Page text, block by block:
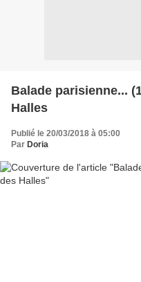
Balade parisienne...
Halles
Publié le 20/03/2018 à 05:00
Par Doria